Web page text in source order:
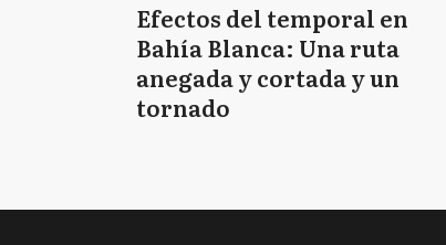
Efectos del temporal en
Bahía Blanca: Una ruta
anegada y cortada y un
tornado